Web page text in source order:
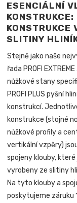
ESENCIÁLNÍ
KONSTRUKCE
SLITINY
Stejně jako naše
řada PROFI EXTREME
nůžkové stany
PROFI PLUS pyšní
konstrukcí.
konstrukce (stojné
nůžkové profily a
vertikální vzpěry)
spojeny klouby, které
vyrobeny ze slitiny
Na tyto klouby a
poskytujeme záruku